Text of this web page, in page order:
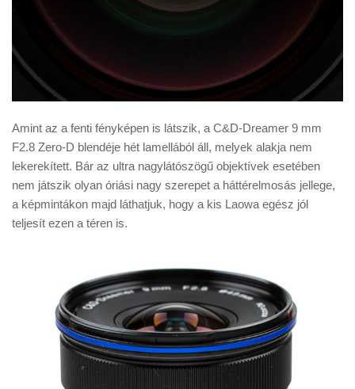
Amint az a fenti fényképen is látszik, a C&D-Dreamer 9 mm
F2.8 Zero-D blendéje hét lamellából áll, melyek alakja nem
lekerekített. Bár az ultra nagylátószögű objektívek esetében
nem játszik olyan óriási nagy szerepet a háttérelmosás jellege,
a képmintákon majd láthatjuk, hogy a kis Laowa egész jól
teljesít ezen a téren is.